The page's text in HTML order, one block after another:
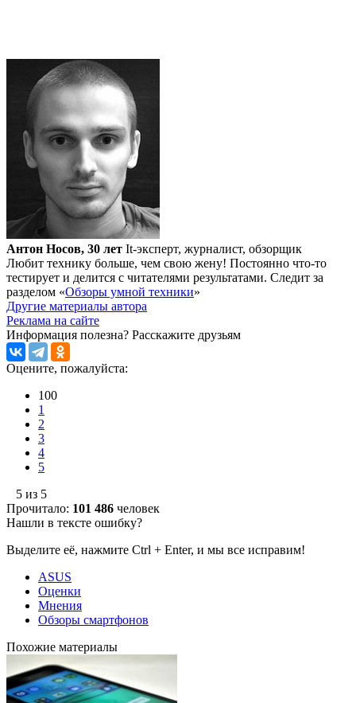
Антон Носов, 30 лет It-эксперт, журналист, обзорщик
Любит технику больше, чем свою жену! Постоянно что-то
тестирует и делится с читателями результатами. Следит за
разделом «Обзоры умной техники»
Другие материалы автора
Реклама на сайте
Информация полезна? Расскажите друзьям
Оцените, пожалуйста:
100
1
2
3
4
5
5 из 5
Прочитало: 101 486 человек
Нашли в тексте ошибку?
Выделите её, нажмите Ctrl + Enter, и мы все исправим!
ASUS
Оценки
Мнения
Обзоры смартфонов
Похожие материалы